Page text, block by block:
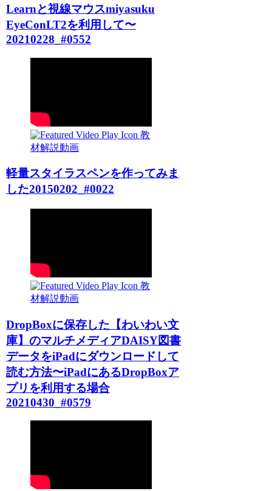
Learnと視線マウスmiyasuku
EyeConLT2を利用して〜
20210228_#0552
教
材解説動画
軽量スタイラスペンを作ってみま
した20150202_#0022
教
材解説動画
DropBoxに保存した【わいわい文
庫】のマルチメディアDAISY図書
データをiPadにダウンロードして
読む方法〜iPadにあるDropBoxア
プリを利用する場合
20210430_#0579